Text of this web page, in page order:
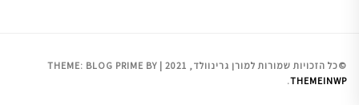
©כל הזכויות שמורות למורן גרינוולד, 2021 |
THEME: BLOG PRIME BY
THEMEINWP
.